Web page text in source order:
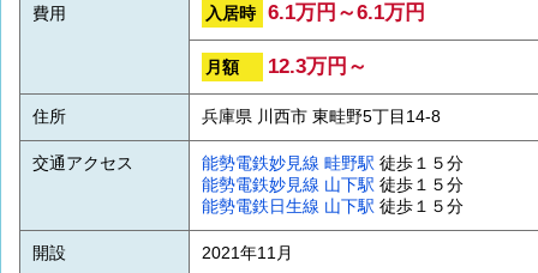
費用 入居時 6.1万円～6.1万円
月額 12.3万円～
住所 兵庫県 川西市 東畦野5丁目14-8
交通アクセス 能勢電鉄妙見線 畦野駅 徒歩１５分
能勢電鉄妙見線 山下駅 徒歩１５分
能勢電鉄日生線 山下駅 徒歩１５分
開設 2021年11月